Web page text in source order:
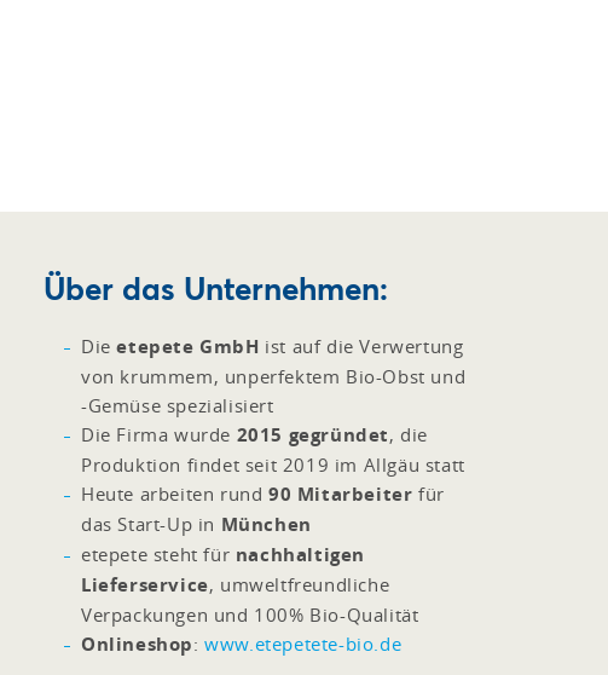
Über das Unternehmen:
Dieetepete GmbH ist auf die Verwertung
von krummem, unperfektem Bio-Obst und
-Gemüse spezialisiert
Die Firma wurde 2015 gegründet, die
Produktion findet seit 2019 im Allgäu statt
Heute arbeiten rund 90 Mitarbeiter für
das Start-Up in München
etepete steht für nachhaltigen
Lieferservice, umweltfreundliche
Verpackungen und 100% Bio-Qualität
Onlineshop:www.etepetete-bio.de